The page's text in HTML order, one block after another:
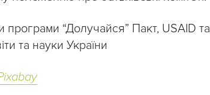
програми “Долучайся” Пакт, USAID та
та науки України